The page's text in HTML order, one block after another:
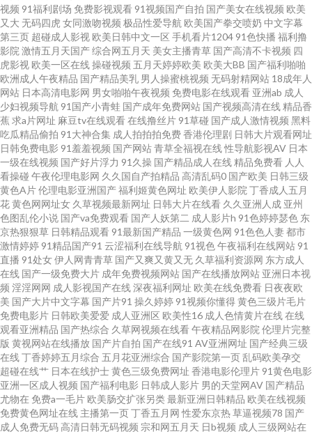
精品资源网 成人在线观看伊人 老湿A片 日本高潮视频 蜜臀网站91cb 亚洲日
本性爱 AV东方无码 国产区51海角 欧美群p成人网 偷拍白拍青青草 91资源在
线播放 丰满少妇AV 久久性交 日韩国产在线 午夜男女操操视频 a含羞草无码视
久久草莓在线 日本影院色 亚州污97 91午夜福利导航 国产久艹网 蜜桃伊人超
碰桃色 日韩精品色综欧美 伊人综合色网 草草视频亚洲 韩国av啪啪 欧美日韩
福利微拍 影音AV资源 97超碰艹人人艹 大香蕉伊人超碰 韩日怡红院 蜜桃成人
福利影院 日本色官网在线 中文字幕51黑料 波多野结衣一本道 韩国三级片网
址 欧美A∨视频 五月丁香影院 91福利资源网站 爱豆传媒性爱影片 国产久草视
频导航 日本道a不卡 国产熟女自拍 亚洲91 www东京热 韩国AV导航 天天搞穴
丁香午夜超碰 狼友福利网 日韩精品社区 亚洲色图h网 超碰91黑料 精品久久人
妻 五月花A片 欧美人人摸 91黑丝国产 肏屄福利院 韩国不卡AV 丝袜AV五月天
堂 AV另类欧 国产三级片视频 久久精品国产视频 偷拍第一夜 91色惰网 岛国午
视频 91福利剧场 免费影视观看 91视频国产自拍 国产美女在线视频 欧美
又大 无码四虎 女同激吻视频 极品性爱导航 欧美国产拳交喷奶 中文字幕
第三页 超碰成人影视 欧美日韩中文一区 手机看片1204 91色快播 福利撸
影院 激情五月天国产综合网五月天 美女主播青草 国产高清不卡视频 四
虎影视 欧美一区在线操碰视频 五月天婷婷欧美 欧美大BB 国产福利啪啪
欧洲成人午夜精品 国产精品美乳 男人操蜜桃视频 无码射精网站 18成年人
网站 日本高清电影网 男女啪啪午夜视频 免费电影在线观看 亚洲ab 成人
少妇视频导航 91国产小青蛙 国产成年免费网站 国产视频高清在线 精品香
蕉 求a片网址 麻豆tv在线观看在线撸丝片 91草碰 国产成人激情视频 黑料
吃瓜精品偷拍 91大神合集 成人拍拍拍免费香港伦理剧 日韩大片观看网址
日韩免费电影 91羞羞视频 国产网站青草全福视在线性导航影视AV 日本
一级在线视频 国产好片浮力 91久操 国产精品成人在线 精品免费看 人人
看操碰 午夜伦理电影网 久久国自产拍精品 高清乱码0 国产欧美 日韩三级
黄色A片伦理电影亚洲国产福利姬黄色网址 欧美伊人影院 丁香成人五月
花黄色网网址女 久草视频最新网址 日韩大片在线看 久久亚洲人成 亚州
色图乱伦小说 国产va免费观看 国产人妖第二 成人影片h 91色婷婷瑟色 东
京热狠狠草 日韩精品观看 91最新国产精品 一级黄色网 91色色人妻都市
激情婷婷 91精品国产91 云涩福利在线导航 91视色午夜福利在线网站 91
直播 91处女伊人网青青草 国产又爽又黄又无 久草福利资源网 东方成人
在线 国产一级免费大片 成年免费视频网站 国产在线播放网站 亚洲日本视
频 淫淫网网 成人影视国产在线深夜福利网址 欧美在线免费看 日夜夜欧
美 国产大片中文字幕 国产片91 操久婷婷 91视频你懂得黄色三级片毛片
免费电影片 日韩欧美爱爱 成人亚洲区 欧美性16 成人色情黄片在线在线
观看亚洲精品 国产热综合 久草网视频在线看午夜精品网影院 伦理片完整
版 黄视网站在线播放 国产片自拍 国产在线91 AV亚洲网址 国产经典三级
在线丁香婷婷五月综合 五月花亚洲综合 国产影院第一页乱码欧美孕交
超碰在线艹 日本在线护士黄色三级免费网址 香港电影伦理片 91黄色电影
亚洲一区成人视频 国产福利电影 日韩成人影片 男的天堂网AV 国产精品
尤物在 免费a一毛片 欧美肠交扩张另类最新亚洲日韩精品 欧美在线视频
免费黄色网址在线 主播第一页丁香五月网 性爱东京热草逼视频78 国产
成人免费无码 高清日韩无码视频 宗和网五月天 日b视频 成人三级网站在